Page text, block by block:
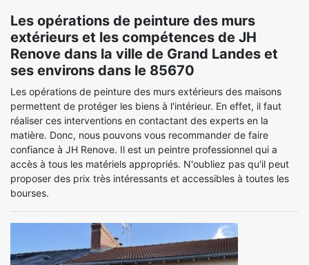
Les opérations de peinture des murs
extérieurs et les compétences de JH
Renove dans la ville de Grand Landes et
ses environs dans le 85670
Les opérations de peinture des murs extérieurs des maisons
permettent de protéger les biens à l'intérieur. En effet, il faut
réaliser ces interventions en contactant des experts en la
matière. Donc, nous pouvons vous recommander de faire
confiance à JH Renove. Il est un peintre professionnel qui a
accès à tous les matériels appropriés. N'oubliez pas qu'il peut
proposer des prix très intéressants et accessibles à toutes les
bourses.